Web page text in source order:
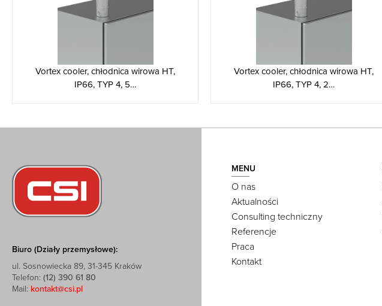
Vortex cooler, chłodnica wirowa HT,
IP66, TYP 4, 5…
Vortex cooler, chłodnica wirowa HT,
IP66, TYP 4, 2…
Biuro (Działy przemysłowe):
ul. Sosnowiecka 89, 31-345 Kraków
Telefon: (12) 390 61 80
Mail: kontakt@csi.pl
MENU
O nas
Aktualności
Consulting techniczny
Referencje
Praca
Kontakt